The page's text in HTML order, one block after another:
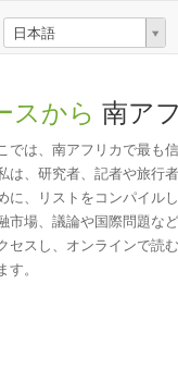
日本語
スから 南ア
では、南アフリカで最も
は、研究者、記者や旅行
、リストをコンパイルし
市場、議論や国際問題な
セスし、オンラインで読
。